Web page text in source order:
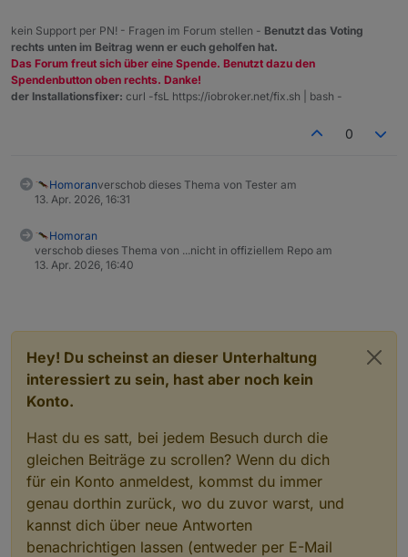
kein Support per PN! - Fragen im Forum stellen - Benutzt das Voting
rechts unten im Beitrag wenn er euch geholfen hat.
Das Forum freut sich über eine Spende. Benutzt dazu den
Spendenbutton oben rechts. Danke!
der Installationsfixer: curl -fsL https://iobroker.net/fix.sh | bash -
0
Homoranverschob dieses Thema von Tester am
13. Apr. 2026, 16:31
Homoran
verschob dieses Thema von ...nicht in offiziellem Repo am
13. Apr. 2026, 16:40
Hey! Du scheinst an dieser Unterhaltung
interessiert zu sein, hast aber noch kein
Konto.
Hast du es satt, bei jedem Besuch durch die
gleichen Beiträge zu scrollen? Wenn du dich
für ein Konto anmeldest, kommst du immer
genau dorthin zurück, wo du zuvor warst, und
kannst dich über neue Antworten
benachrichtigen lassen (entweder per E-Mail